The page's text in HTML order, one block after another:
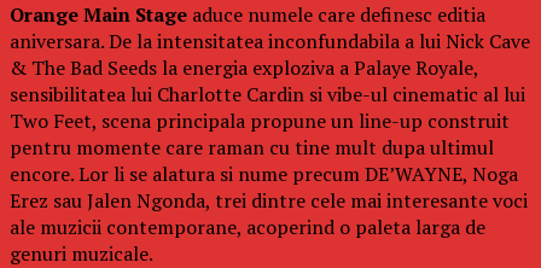
Orange Main Stage aduce numele care definesc editia
aniversara. De la intensitatea inconfundabila a lui Nick Cave
& The Bad Seeds la energia exploziva a Palaye Royale,
sensibilitatea lui Charlotte Cardin si vibe-ul cinematic al lui
Two Feet, scena principala propune un line-up construit
pentru momente care raman cu tine mult dupa ultimul
encore. Lor li se alatura si nume precum DE’WAYNE, Noga
Erez sau Jalen Ngonda, trei dintre cele mai interesante voci
ale muzicii contemporane, acoperind o paleta larga de
genuri muzicale.